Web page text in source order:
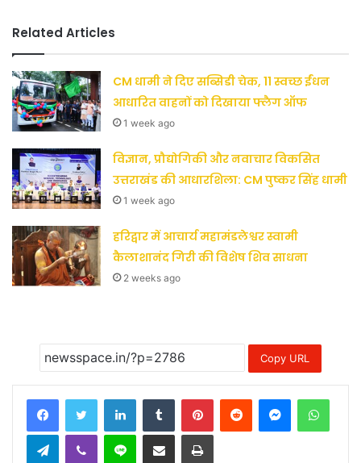
Related Articles
CM धामी ने दिए सब्सिडी चेक, 11 स्वच्छ ईंधन
आधारित वाहनों को दिखाया फ्लैग ऑफ
1 week ago
विज्ञान, प्रौद्योगिकी और नवाचार विकसित
उत्तराखंड की आधारशिला: CM पुष्कर सिंह धामी
1 week ago
हरिद्वार में आचार्य महामंडलेश्वर स्वामी
कैलाशानंद गिरी की विशेष शिव साधना
2 weeks ago
Copy URL
LinkedInTumblr PinterestReddit Messenger
TelegramViber Line Share via Email Print